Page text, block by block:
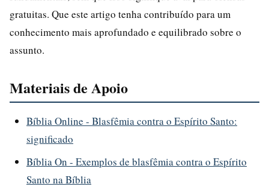
gratuitas. Que este artigo tenha contribuído para um
conhecimento mais aprofundado e equilibrado sobre o
assunto.
Materiais de Apoio
Bíblia Online - Blasfêmia contra o Espírito Santo:
significado
Bíblia On - Exemplos de blasfêmia contra o Espírito
Santo na Bíblia